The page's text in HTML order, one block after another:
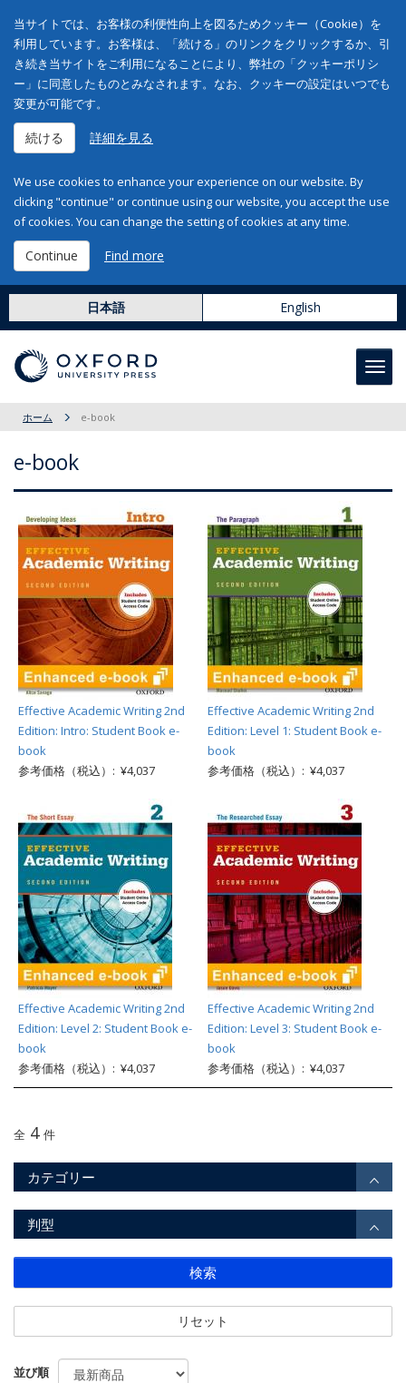
当サイトでは、お客様の利便性向上を図るためクッキー（Cookie）を
利用しています。お客様は、「続ける」のリンクをクリックするか、引
き続き当サイトをご利用になることにより、弊社の「クッキーポリシ
ー」に同意したものとみなされます。なお、クッキーの設定はいつでも
変更が可能です。
続ける 詳細を見る
We use cookies to enhance your experience on our website. By
clicking "continue" or continue using our website, you accept the use
of cookies. You can change the setting of cookies at any time.
Continue Find more
日本語 English
ホーム e-book
e-book
Effective Academic Writing 2nd
Edition: Intro: Student Book e-
book
参考価格（税込）: ¥4,037
Effective Academic Writing 2nd
Edition: Level 1: Student Book e-
book
参考価格（税込）: ¥4,037
Effective Academic Writing 2nd
Edition: Level 2: Student Book e-
book
参考価格（税込）: ¥4,037
Effective Academic Writing 2nd
Edition: Level 3: Student Book e-
book
参考価格（税込）: ¥4,037
全 4 件
カテゴリー
判型
検索
リセット
並び順